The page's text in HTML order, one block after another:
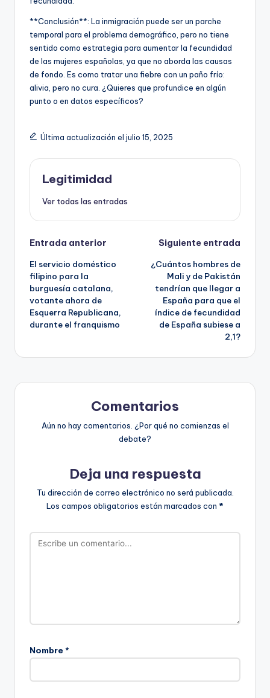
**Conclusión**: La inmigración puede ser un parche
temporal para el problema demográfico, pero no tiene
sentido como estrategia para aumentar la fecundidad
de las mujeres españolas, ya que no aborda las causas
de fondo. Es como tratar una fiebre con un paño frío:
alivia, pero no cura. ¿Quieres que profundice en algún
punto o en datos específicos?
Última actualización el julio 15, 2025
Legitimidad
Ver todas las entradas
Navegación
de
entradas
Entrada anterior
El servicio doméstico
filipino para la
burguesía catalana,
votante ahora de
Esquerra Republicana,
durante el franquismo
Siguiente entrada
¿Cuántos hombres de
Mali y de Pakistán
tendrían que llegar a
España para que el
índice de fecundidad
de España subiese a
2,1?
Comentarios
Aún no hay comentarios. ¿Por qué no comienzas el
debate?
Deja una respuesta
Tu dirección de correo electrónico no será publicada.
Los campos obligatorios están marcados con *
Nombre *